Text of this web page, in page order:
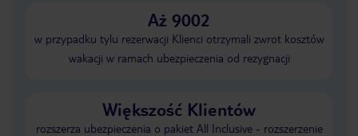
Aż 9002
w przypadku tylu rezerwacji Klienci otrzymali zwrot kosztów
wakacji w ramach ubezpieczenia od rezygnacji
Większość Klientów
rozszerza ubezpieczenia o pakiet All Inclusive - rozszerzenie